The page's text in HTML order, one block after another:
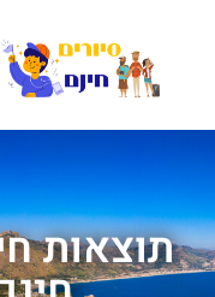
תוצאות